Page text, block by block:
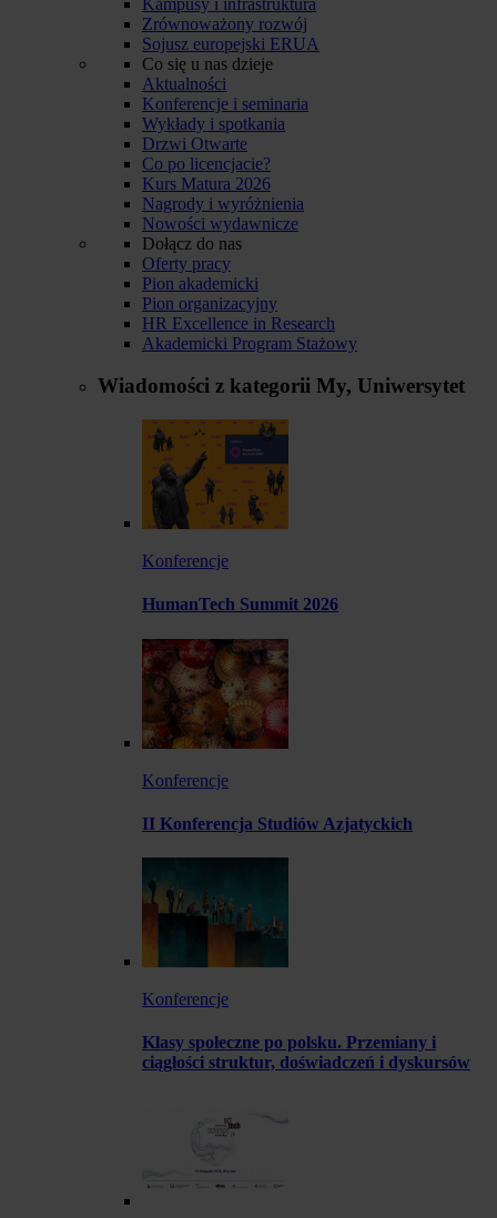
Zrównoważony rozwój
Sojusz europejski ERUA
Co się u nas dzieje
Aktualności
Konferencje i seminaria
Wykłady i spotkania
Drzwi Otwarte
Co po licencjacie?
Kurs Matura 2026
Nagrody i wyróżnienia
Nowości wydawnicze
Dołącz do nas
Oferty pracy
Pion akademicki
Pion organizacyjny
HR Excellence in Research
Akademicki Program Stażowy
Wiadomości z kategorii My, Uniwersytet
Konferencje
HumanTech Summit 2026
Konferencje
II Konferencja Studiów Azjatyckich
Konferencje
Klasy społeczne po polsku. Przemiany i
ciągłości struktur, doświadczeń i dyskursów